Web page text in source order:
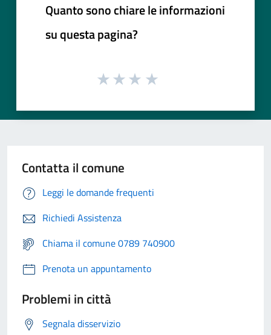
Quanto sono chiare le informazioni
su questa pagina?
Contatta il comune
Leggi le domande frequenti
Richiedi Assistenza
Chiama il comune 0789 740900
Prenota un appuntamento
Problemi in città
Segnala disservizio